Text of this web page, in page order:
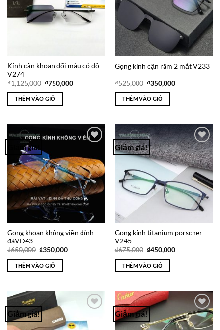
Kính cận khoan đổi màu có độ
V274
₫1,125,000 Giá
là:
₫1,125,000.
₫750,000Giá
THÊM VÀO GIỎ
Gọng kính cận râm 2 mắt V233
₫525,000 Giá
là:
₫525,000.
₫350,000Giá
THÊM VÀO GIỎ
Giảm giá!
Wishlist
Gọng khoan không viền đính
đáVD43
₫650,000 Giá
là:
₫650,000.
₫350,000Giá
THÊM VÀO GIỎ
Giảm giá!
Add to
Wishlist
Gọng kính titanium porscher
V245
₫675,000 Giá
là:
₫675,000.
₫450,000Giá
THÊM VÀO GIỎ
Giảm giá!
Wishlist
Giảm giá!
Add to
Wishlist